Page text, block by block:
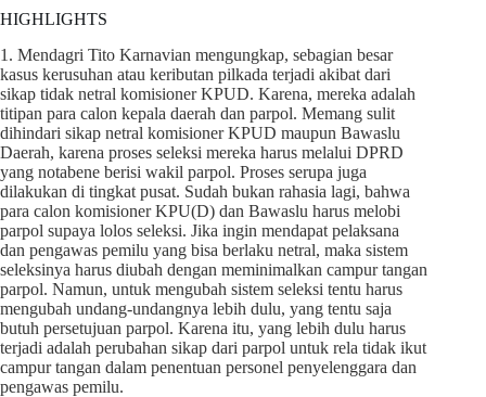
HIGHLIGHTS
1. Mendagri Tito Karnavian mengungkap, sebagian besar
kasus kerusuhan atau keributan pilkada terjadi akibat dari
sikap tidak netral komisioner KPUD. Karena, mereka adalah
titipan para calon kepala daerah dan parpol. Memang sulit
dihindari sikap netral komisioner KPUD maupun Bawaslu
Daerah, karena proses seleksi mereka harus melalui DPRD
yang notabene berisi wakil parpol. Proses serupa juga
dilakukan di tingkat pusat. Sudah bukan rahasia lagi, bahwa
para calon komisioner KPU(D) dan Bawaslu harus melobi
parpol supaya lolos seleksi. Jika ingin mendapat pelaksana
dan pengawas pemilu yang bisa berlaku netral, maka sistem
seleksinya harus diubah dengan meminimalkan campur tangan
parpol. Namun, untuk mengubah sistem seleksi tentu harus
mengubah undang-undangnya lebih dulu, yang tentu saja
butuh persetujuan parpol. Karena itu, yang lebih dulu harus
terjadi adalah perubahan sikap dari parpol untuk rela tidak ikut
campur tangan dalam penentuan personel penyelenggara dan
pengawas pemilu.